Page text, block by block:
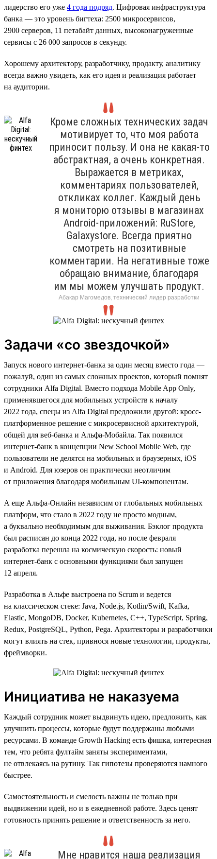
лидерство его уже 4 года подряд. Цифровая инфраструктура
банка — это уровень бигтеха: 2500 микросервисов,
2900 серверов, 11 петабайт данных, высоконагруженные
сервисы с 26 000 запросов в секунду.
Хорошему архитектору, разработчику, продакту, аналитику
всегда важно увидеть, как его идея и реализация работает
на аудитории.
Кроме сложных технических задач
мотивирует то, что моя работа
приносит пользу. И она не какая-то
абстрактная, а очень конкретная.
Выражается в метриках,
комментариях пользователей,
откликах коллег. Каждый день
я мониторю отзывы в магазинах
Android-приложений: RuStore,
Galaxystore. Всегда приятно
смотреть на позитивные
комментарии. На негативные тоже
обращаю внимание, благодаря
им мы можем улучшать продукт.
Абакар Магомедов, технический лидер разработки
Задачи «со звездочкой»
Запуск нового интернет-банка за один месяц вместо года —
пожалуй, один из самых сложных проектов, который помнят
сотрудники Alfa Digital. Вместо подхода Mobile App Only,
применявшегося для мобильных устройств к началу
2022 года, спецы из Alfa Digital предложили другой: кросс-
платформенное решение с микросервисной архитектурой,
общей для веб-банка и Альфа-Мобайла. Так появился
интернет-банк в концепции New School Mobile Web, где
пользователи не делятся на мобильных и браузерных, iOS
и Android. Для юзеров он практически неотличим
от приложения благодаря мобильным UI-компонентам.
А еще Альфа-Онлайн независим от глобальных мобильных
платформ, что стало в 2022 году не просто модным,
а буквально необходимым для выживания. Бэклог продукта
был расписан до конца 2022 года, но после февраля
разработка перешла на космическую скорость: новый
интернет-банк с основными функциями был запущен
12 апреля.
Разработка в Альфе выстроена по Scrum и ведется
на классическом стеке: Java, Node.js, Kotlin/Swift, Kafka,
Elastic, MongoDB, Docker, Kubernetes, C++, TypeScript, Spring,
Redux, PostgreSQL, Python, Pega. Архитекторы и разработчики
могут влиять на стек, привнося новые технологии, продукты,
фреймворки.
Инициатива не наказуема
Каждый сотрудник может выдвинуть идею, предложить, как
улучшить процессы, которые будут поддержаны любыми
ресурсами. В команде Growth Hacking есть фишка, интересная
тем, что ребята фултайм заняты экспериментами,
не отвлекаясь на рутину. Так гипотезы проверяются намного
быстрее.
Самостоятельность и смелость важны не только при
выдвижении идей, но и в ежедневной работе. Здесь ценят
готовность принять решение и ответственность за него.
Мне нравится наша реализация